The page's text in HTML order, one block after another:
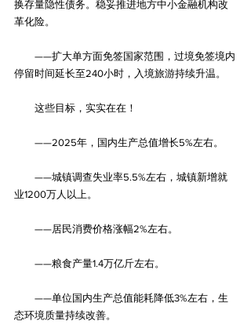
换存量隐性债务。稳妥推进地方中小金融机构改
革化险。
——扩大单方面免签国家范围，过境免签境内
停留时间延长至240小时，入境旅游持续升温。
这些目标，实实在在！
——2025年，国内生产总值增长5%左右。
——城镇调查失业率5.5%左右，城镇新增就
业1200万人以上。
——居民消费价格涨幅2%左右。
——粮食产量1.4万亿斤左右。
——单位国内生产总值能耗降低3%左右，生
态环境质量持续改善。